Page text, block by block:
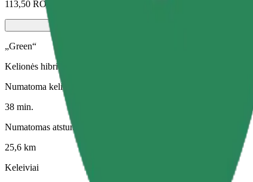
113,50 RON
„Green“
Kelionės hibridinėmis ir elektra varomomis transporto priemonėmis
Numatoma kelionės trukmė
38 min.
Numatomas atstumas
25,6 km
Keleiviai